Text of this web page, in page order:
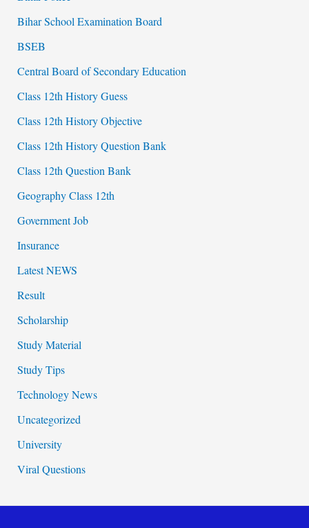
Bihar School Examination Board
BSEB
Central Board of Secondary Education
Class 12th History Guess
Class 12th History Objective
Class 12th History Question Bank
Class 12th Question Bank
Geography Class 12th
Government Job
Insurance
Latest NEWS
Result
Scholarship
Study Material
Study Tips
Technology News
Uncategorized
University
Viral Questions